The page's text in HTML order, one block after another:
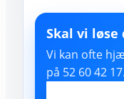
Skal vi løse
Vi kan ofte
på 52 60 42 17.